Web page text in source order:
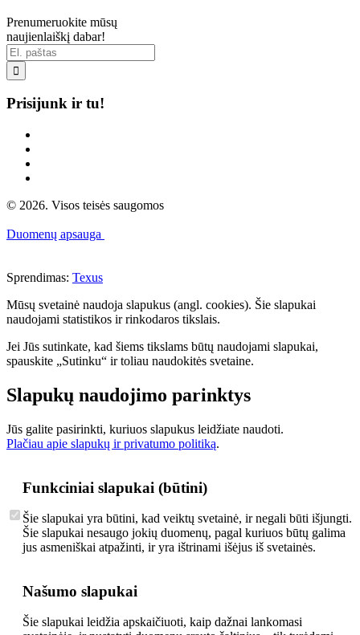
Prenumeruokite mūsų
naujienlaiškį dabar!

Prisijunk ir tu!
© 2026. Visos teisės saugomos
Duomenų apsauga
Sprendimas: Texus
Mūsų svetainė naudoja slapukus (angl. cookies). Šie slapukai
naudojami statistikos ir rinkodaros tikslais.
Jei Jūs sutinkate, kad šiems tikslams būtų naudojami slapukai,
spauskite „Sutinku“ ir toliau naudokitės svetaine.
Slapukų naudojimo parinktys
Jūs galite pasirinkti, kuriuos slapukus leidžiate naudoti.
Plačiau apie slapukų ir privatumo politiką.
Funkciniai slapukai (būtini)
Šie slapukai yra būtini, kad veiktų svetainė, ir negali būti išjungti.
Šie slapukai nesaugo jokių duomenų, pagal kuriuos būtų galima
jus asmeniškai atpažinti, ir yra ištrinami išėjus iš svetainės.
Našumo slapukai
Šie slapukai leidžia apskaičiuoti, kaip dažnai lankomasi